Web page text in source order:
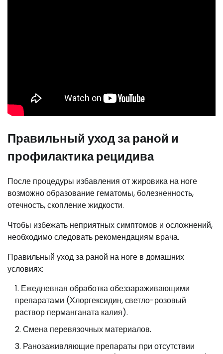
Правильный уход за раной и
профилактика рецидива
После процедуры избавления от жировика на ноге
возможно образование гематомы, болезненность,
отечность, скопление жидкости.
Чтобы избежать неприятных симптомов и осложнений,
необходимо следовать рекомендациям врача.
Правильный уход за раной на ноге в домашних
условиях:
Ежедневная обработка обеззараживающими
препаратами (Хлоргексидин, светло-розовый
раствор перманганата калия).
Смена перевязочных материалов.
Ранозаживляющие препараты при отсутствии